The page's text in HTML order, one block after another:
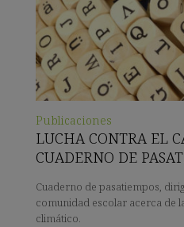
Publicaciones
LUCHA CONTRA EL
CUADERNO DE
Cuaderno de pasatiempos,
comunidad escolar acerca de
climático.